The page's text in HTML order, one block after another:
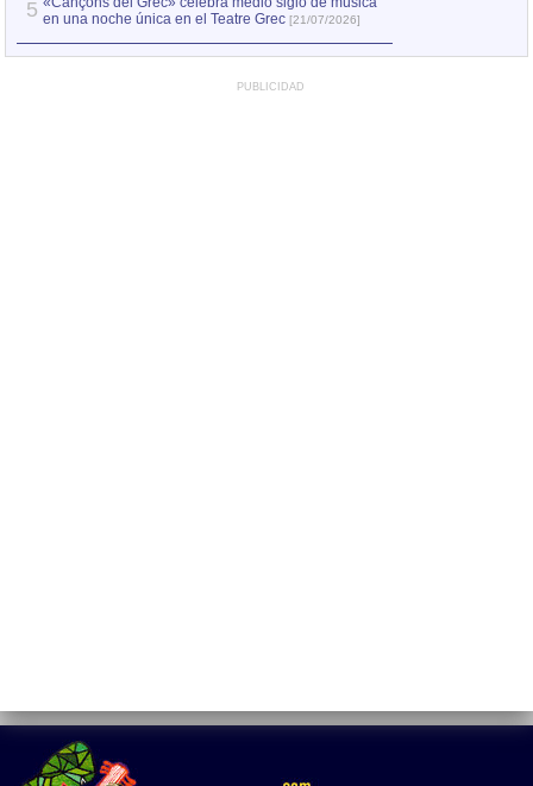
5 en una noche única en el Teatre Grec [21/07/2026]
PUBLICIDAD